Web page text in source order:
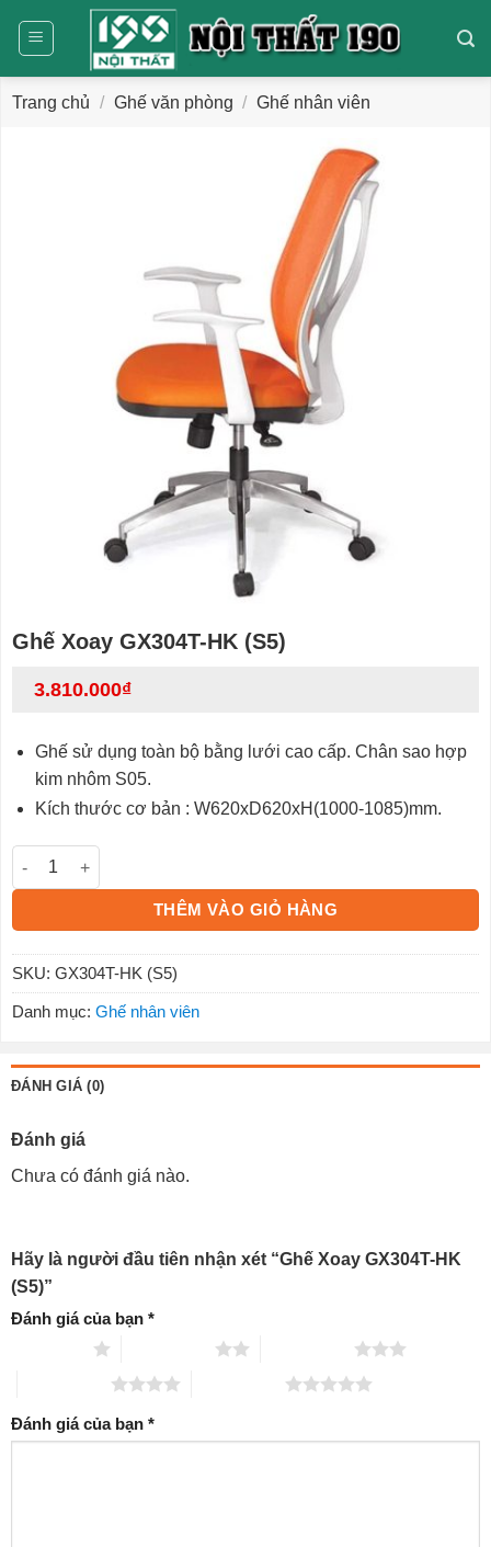
dung
Trang chủ / Ghế văn phòng / Ghế nhân viên
Ghế Xoay GX304T-HK (S5)
3.810.000₫
Ghế sử dụng toàn bộ bằng lưới cao cấp. Chân sao hợp
kim nhôm S05.
Kích thước cơ bản : W620xD620xH(1000-1085)mm.
Ghế Xoay GX304T-HK (S5) số lượng
THÊM VÀO GIỎ HÀNG
SKU: GX304T-HK (S5)
Danh mục: Ghế nhân viên
ĐÁNH GIÁ (0)
Đánh giá
Chưa có đánh giá nào.
Hãy là người đầu tiên nhận xét “Ghế Xoay GX304T-HK
(S5)”
Đánh giá của bạn *
Đánh giá của bạn *